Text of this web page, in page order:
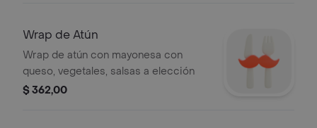
Wrap de Atún
Wrap de atún con mayonesa con
queso, vegetales, salsas a elección
$ 362,00